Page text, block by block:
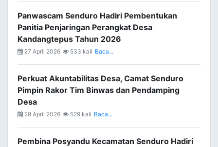
Panwascam Senduro Hadiri Pembentukan
Panitia Penjaringan Perangkat Desa
Kandangtepus Tahun 2026
27 April 2026 533 kali Baca...
Perkuat Akuntabilitas Desa, Camat Senduro
Pimpin Rakor Tim Binwas dan Pendamping
Desa
28 April 2026 529 kali Baca...
Pembina Posyandu Kecamatan Senduro Hadiri